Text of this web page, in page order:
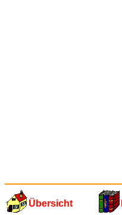
Übersicht